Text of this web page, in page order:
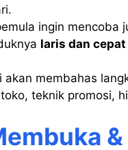
ingin mencoba
laris dan
akan membahas
teknik promosi,